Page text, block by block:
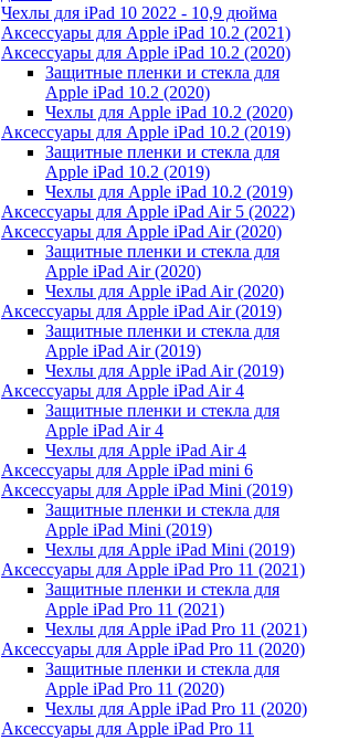
Чехлы для iPad 10 2022 - 10,9 дюйма
Аксессуары для Apple iPad 10.2 (2021)
Аксессуары для Apple iPad 10.2 (2020)
Защитные пленки и стекла для
Apple iPad 10.2 (2020)
Чехлы для Apple iPad 10.2 (2020)
Аксессуары для Apple iPad 10.2 (2019)
Защитные пленки и стекла для
Apple iPad 10.2 (2019)
Чехлы для Apple iPad 10.2 (2019)
Аксессуары для Apple iPad Air 5 (2022)
Аксессуары для Apple iPad Air (2020)
Защитные пленки и стекла для
Apple iPad Air (2020)
Чехлы для Apple iPad Air (2020)
Аксессуары для Apple iPad Air (2019)
Защитные пленки и стекла для
Apple iPad Air (2019)
Чехлы для Apple iPad Air (2019)
Аксессуары для Apple iPad Air 4
Защитные пленки и стекла для
Apple iPad Air 4
Чехлы для Apple iPad Air 4
Аксессуары для Apple iPad mini 6
Аксессуары для Apple iPad Mini (2019)
Защитные пленки и стекла для
Apple iPad Mini (2019)
Чехлы для Apple iPad Mini (2019)
Аксессуары для Apple iPad Pro 11 (2021)
Защитные пленки и стекла для
Apple iPad Pro 11 (2021)
Чехлы для Apple iPad Pro 11 (2021)
Аксессуары для Apple iPad Pro 11 (2020)
Защитные пленки и стекла для
Apple iPad Pro 11 (2020)
Чехлы для Apple iPad Pro 11 (2020)
Аксессуары для Apple iPad Pro 11